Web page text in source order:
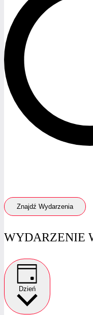
Znajdź Wydarzenia
WYDARZENIE
Dzień